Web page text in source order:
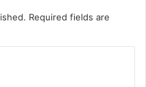
Required fields are